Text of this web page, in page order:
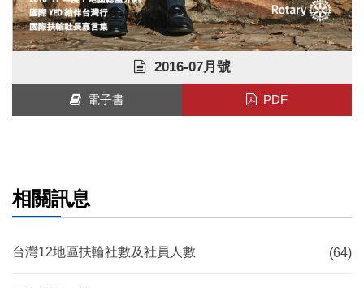
2016-07月號
電子書 PDF
相關訊息
台灣12地區扶輪社數及社員人數 (64)